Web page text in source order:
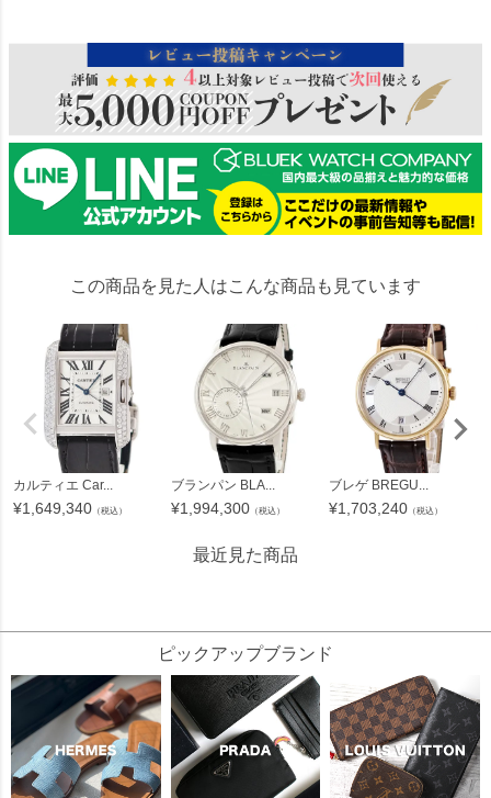
この商品を見た人はこんな商品も見ています
カルティエ Car...
¥1,649,340 （税込）
ブランパン BLA...
¥1,994,300 （税込）
ブレゲ BREGU...
¥1,703,240 （税込）
最近見た商品
ピックアップブランド